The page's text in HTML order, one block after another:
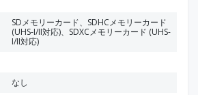
SDメモリーカード、SDHCメモリーカード
(UHS-I/II対応)、SDXCメモリーカード (UHS-
I/II対応)
なし